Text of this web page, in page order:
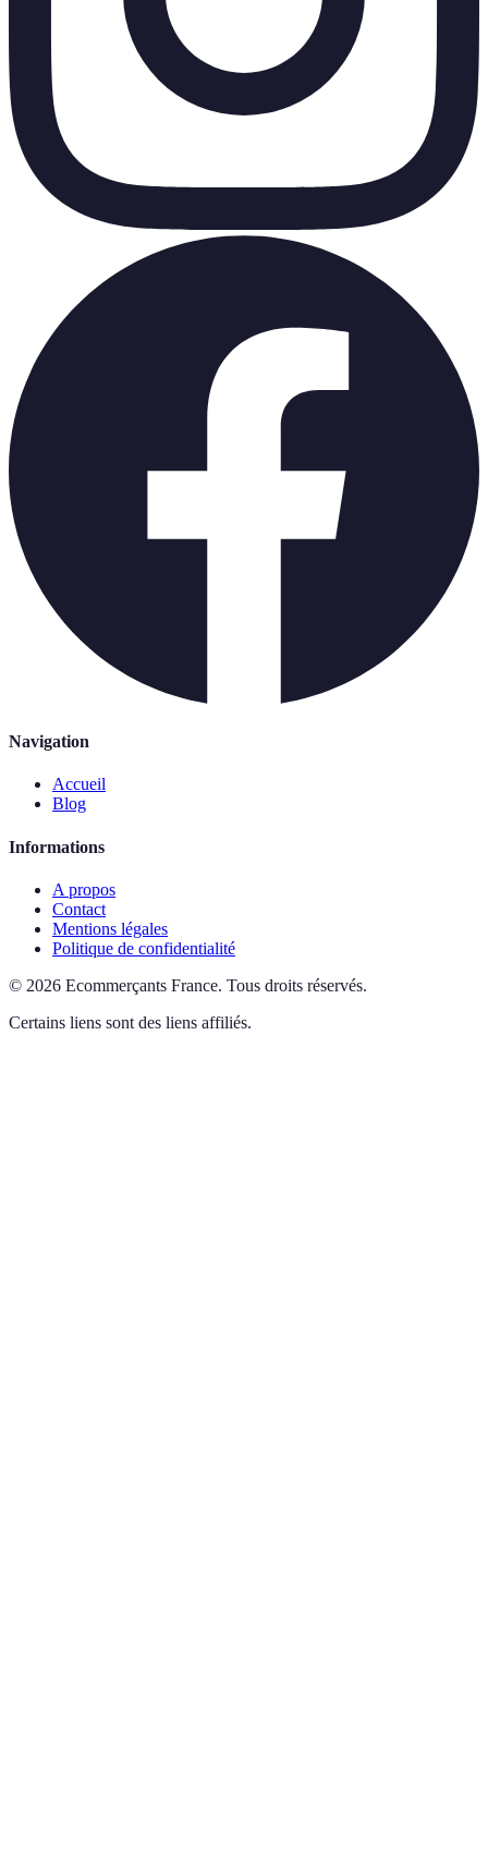
Navigation
Accueil
Blog
Informations
A propos
Contact
Mentions légales
Politique de confidentialité
© 2026 Ecommerçants France. Tous droits réservés.
Certains liens sont des liens affiliés.